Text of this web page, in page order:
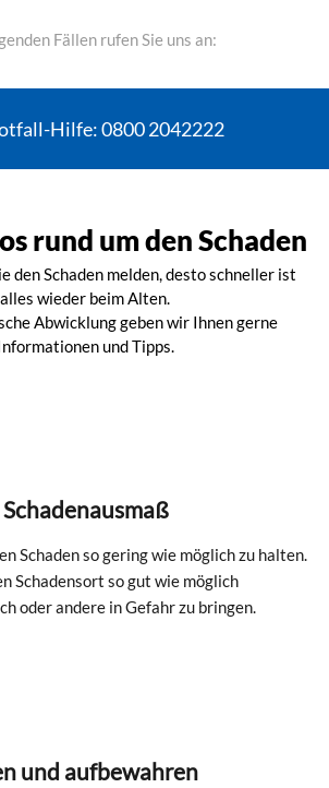
Fällen rufen Sie uns an:
Hilfe: 0800 2042222
rund um den Schaden
den Schaden melden, desto schneller ist
alles wieder beim Alten.
Abwicklung geben wir Ihnen gerne
und Tipps.
Schaden so gering wie möglich zu halten.
Schadensort so gut wie möglich
oder andere in Gefahr zu bringen.
und aufbewahren